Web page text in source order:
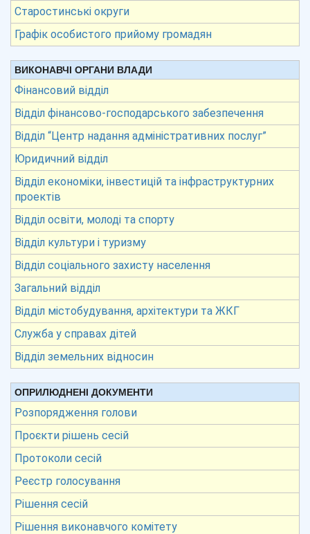
Старостинські округи
Графік особистого прийому громадян
ВИКОНАВЧІ ОРГАНИ ВЛАДИ
Фінансовий відділ
Відділ фінансово-господарського забезпечення
Відділ “Центр надання адміністративних послуг”
Юридичний відділ
Відділ економіки, інвестицій та інфраструктурних
проектів
Відділ освіти, молоді та спорту
Відділ культури і туризму
Відділ соціального захисту населення
Загальний відділ
Відділ містобудування, архітектури та ЖКГ
Служба у справах дітей
Відділ земельних відносин
ОПРИЛЮДНЕНІ ДОКУМЕНТИ
Розпорядження голови
Проєкти рішень сесій
Протоколи сесій
Реєстр голосування
Рішення сесій
Рішення виконавчого комітету